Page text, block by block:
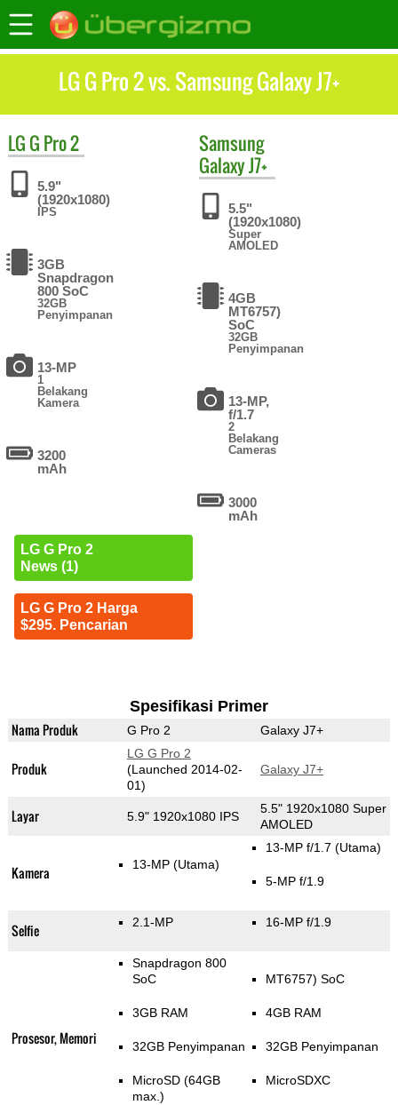
LG G Pro 2 vs. Samsung Galaxy J7+
LG G Pro 2
5.9"
(1920x1080)
IPS
3GB
Snapdragon
800 SoC
32GB
Penyimpanan
13-MP
1
Belakang
Kamera
3200
mAh
LG G Pro 2
News (1)
LG G Pro 2 Harga
$295. Pencarian
Samsung
Galaxy J7+
5.5"
(1920x1080)
Super
AMOLED
4GB
MT6757)
SoC
32GB
Penyimpanan
13-MP,
f/1.7
2
Belakang
Cameras
3000
mAh
Spesifikasi Primer
Nama Produk G Pro 2 Galaxy J7+
Produk
LG G Pro 2
(Launched 2014-02-
01)
Galaxy J7+
Layar 5.9" 1920x1080 IPS
5.5" 1920x1080 Super
AMOLED
Kamera 13-MP (Utama)
13-MP f/1.7 (Utama)
5-MP f/1.9
Selfie 2.1-MP 16-MP f/1.9
Prosesor, Memori
Snapdragon 800
SoC
3GB RAM
32GB Penyimpanan
MicroSD (64GB
max.)
MT6757) SoC
4GB RAM
32GB Penyimpanan
MicroSDXC